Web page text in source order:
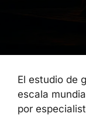
El estudio de
a escala
realizado por